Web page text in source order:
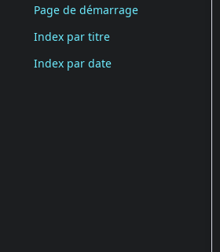
Page de démarrage
Index par titre
Index par date